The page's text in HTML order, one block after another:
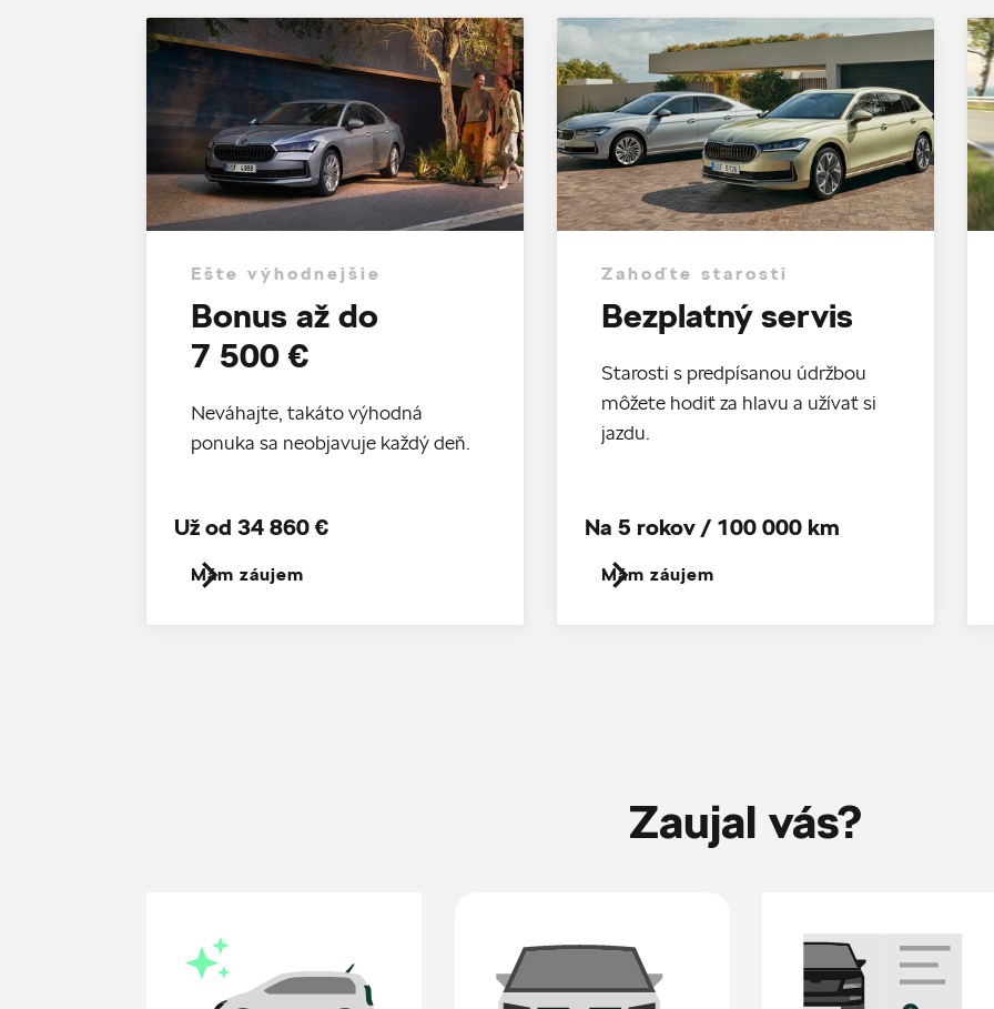
Ešte výhodnejšie
Bonus až do
7 500 €
Neváhajte, takáto výhodná
ponuka sa neobjavuje každý deň.
Mám záujem
Už od 34 860 €
Zahoďte starosti
Bezplatný servis
Starosti s predpísanou údržbou
môžete hodiť za hlavu a užívať si
jazdu.
Mám záujem
Na 5 rokov / 100 000 km
Zaujal vás?